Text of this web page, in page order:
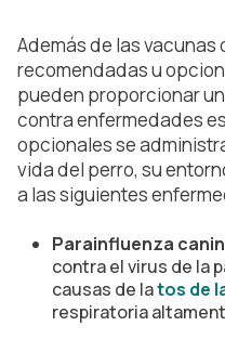
Además de las
recomendadas u
pueden proporcionar
contra enfermedades
opcionales se
vida del perro, su
a las siguientes
Parainfluenza
contra el virus de la
causas de latos de
respiratoria